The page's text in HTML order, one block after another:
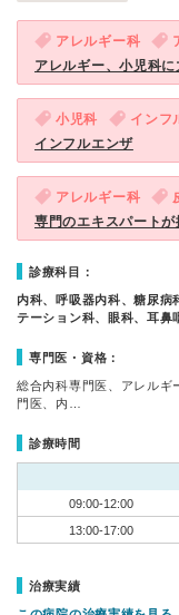
アレルギー科
アレルギー、小児科
小児科 インフ
インフルエンザ
アレルギー科
専門のエキスパートが
診療科目：
内科、呼吸器内科、糖尿病
テーション科、眼科、耳鼻
専門医・資格：
総合内科専門医、アレルギ
門医、内…
診療時間
09:00-12:00
13:00-17:00
治療実績